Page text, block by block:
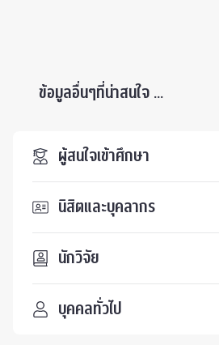
ข้อมูลอื่นๆที่น่าสนใจ ...
ผู้สนใจเข้าศึกษา
นิสิตและบุคลากร
นักวิจัย
บุคคลทั่วไป